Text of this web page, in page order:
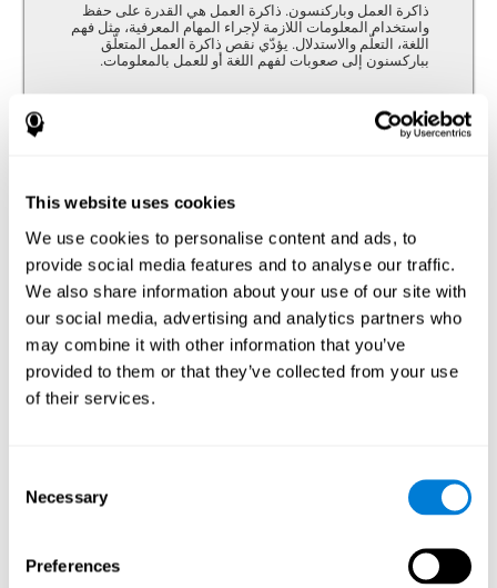
This website uses cookies
We use cookies to personalise content and ads, to
provide social media features and to analyse our traffic.
We also share information about your use of our site with
our social media, advertising and analytics partners who
may combine it with other information that you’ve
provided to them or that they’ve collected from your use
of their services.
Selection
Necessary
Preferences
ذاكرة العمل وباركنسون. ذاكرة العمل هي القدرة على حفظ
واستخدام المعلومات اللازمة لإجراء المهام المعرفية، مثل فهم
اللغة، التعلّم والاستدلال. يؤدّي نقص ذاكرة العمل المتعلّق
بباركسنون إلى صعوبات لفهم اللغة أو للعمل بالمعلومات.
مدة الإجابة
زمن الكمون وباركنسون. زمن الكمون هو الوقت الذي يمضي
من إدراك شيء حتّى الاستجابة إليه. أحد الاضطرابات التي
تظهر عند مرض باركنسون هو البطء الحركي. لذيك، زمن
الكمون عند الأشخاص الذين يعانون باركنسون أبطأ لإجراء
الأنشطة البدنية، مثل الأكر أو اللبس.
الإحساس
القدرة على تفسير محفزات بيئتنا.